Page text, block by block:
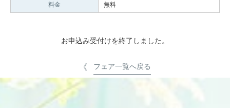
料金 無料
お申込み受付けを終了しました。
フェア一覧へ戻る